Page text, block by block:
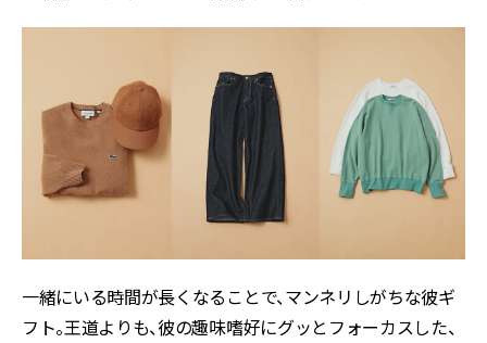
一緒にいる時間が長くなることで、マンネリしがちな彼ギ
フト。王道よりも、彼の趣味嗜好にグッとフォーカスした、